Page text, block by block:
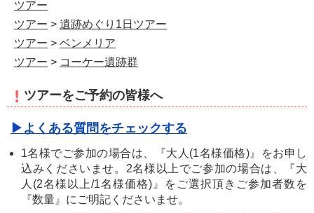
ツアー
ツアー > 遺跡めぐり1日ツアー
ツアー > ベンメリア
ツアー > コーケー遺跡群
! ツアーをご予約の皆様へ
▶よくある質問をチェックする
1名様でご参加の場合は、『大人(1名様価格)』をお申し
込みくださいませ。2名様以上でご参加の場合は、『大
人(2名様以上/1名様価格)』をご選択頂きご参加者数を
『数量』にご明記くださいませ。